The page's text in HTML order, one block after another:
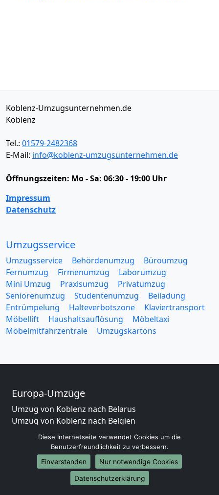
Koblenz-Umzugsunternehmen.de
Koblenz
Tel.: 01579-2482368
E-Mail: info@koblenz-umzugsunternehmen.de
Öffnungszeiten: Mo - Sa: 06:30 - 19:00 Uhr
Impressum
Datenschutz
Umzugsservice
Umzugsservice Behördenumzug
Büroumzug
Fernumzug
Firmenumzug
Laborumzug
Mini Umzug
Praxisumzug
Privatumzug
Seniorenumzug
Studentenumzug
Beiladung
Entrümpelung
Halteverbotszone
Klaviertransport
Möbellift
Haushaltsauflösung
Möbeltaxi
Möbelmitfahrzentrale
Umzugskartons
Europa-Umzüge
Umzug von Koblenz nach Belarus
Umzug von Koblenz nach Belgien
Umzug von Koblenz nach Bulgarien
Umzug von Koblenz nach Dänemark
Umzug von Koblenz nach England
Umzug von Koblenz nach Portugal
Umzug von Koblenz nach Bosnien und Herzegowina
Diese Internetseite verwendet Cookies um die
Benutzerfreundlichkeit zu verbessern.
Einverstanden
Nur notwendige Cookies
Datenschutzerklärung